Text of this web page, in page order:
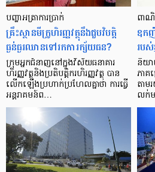
បញ្ហា​អត្រា​ការប្រាក់
គ្រឹះស្ថាន​មីក្រូ​ហិរញ្ញវត្ថុ​នឹង​ជួប​វិបត្តិ​
ធ្ងន់ធ្ងរ​ឈាន​ទៅ​រក​ការ​ក្ស័យធន?
ក្រុម​អ្នក​ជំនាញ​នៅ​ក្នុង​វិស័យ​ធនាគារ
ហិរញ្ញវត្ថុ​និង​ប្រតិបត្តិករ​ហិរញ្ញ​វត្ថុ បាន​​
លើក​ឡើង​ប្រហាក់​ប្រហែល​គ្នា​ថា ការ​ធ្វើ​
អន្តរាគមន៍​ព…
ពាណិ
ឧក
រប
និយ
ភាគ​
តាម
លក់​ម